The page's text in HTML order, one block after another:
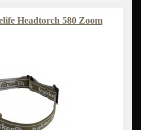
Headtorch 580 Zoom